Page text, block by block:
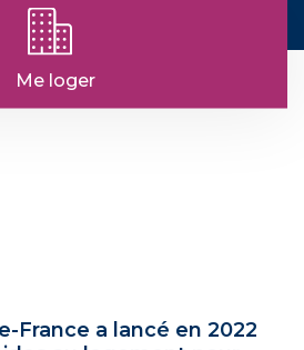
Me loger
France a lancé en 2022